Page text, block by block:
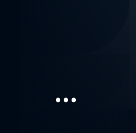
...